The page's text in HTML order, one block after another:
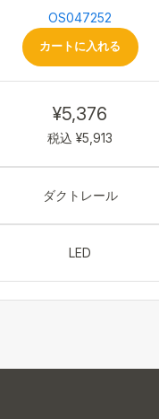
OS047252
カートに入れる
¥5,376
税込 ¥5,913
ダクトレール
LED